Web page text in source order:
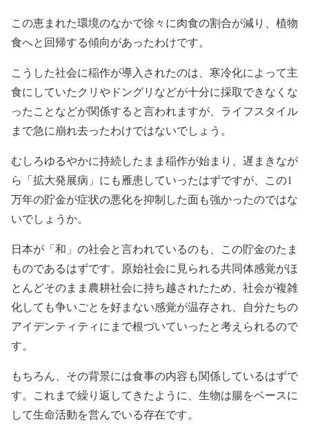
この恵まれた環境のなかで徐々に肉食の割合が減り、植物
食へと回帰する傾向があったわけです。
こうした社会に稲作が導入されたのは、寒冷化によって主
食にしていたクリやドングリなどが十分に採取できなくな
ったことなどが関係すると言われますが、ライフスタイル
まで急に崩れ去ったわけではないでしょう。
むしろゆるやかに持続したまま稲作が始まり、遅まきなが
ら「拡大発展病」にも雁患していったはずですが、この1
万年の貯金が症状の悪化を抑制した面も強かったのではな
いでしょうか。
日本が「和」の社会と言われているのも、この貯金のたま
ものであるはずです。原始社会に見られる共同体感覚がほ
とんどそのまま農耕社会に持ち越されたため、社会が複雑
化しても争いごとを好まない感覚が温存され、自分たちの
アイデンティティにまで根づいていったと考えられるので
す。
もちろん、その背景には食事の内容も関係しているはずで
す。これまで繰り返してきたように、生物は腸をベースに
して生命活動を営んでいる存在です。